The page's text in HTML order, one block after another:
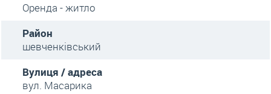
Оренда - житло
Район
шевченківський
Вулиця / адреса
вул. Масарика